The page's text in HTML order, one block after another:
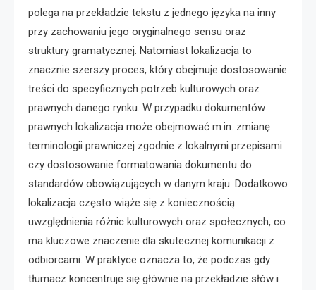
polega na przekładzie tekstu z jednego języka na inny
przy zachowaniu jego oryginalnego sensu oraz
struktury gramatycznej. Natomiast lokalizacja to
znacznie szerszy proces, który obejmuje dostosowanie
treści do specyficznych potrzeb kulturowych oraz
prawnych danego rynku. W przypadku dokumentów
prawnych lokalizacja może obejmować m.in. zmianę
terminologii prawniczej zgodnie z lokalnymi przepisami
czy dostosowanie formatowania dokumentu do
standardów obowiązujących w danym kraju. Dodatkowo
lokalizacja często wiąże się z koniecznością
uwzględnienia różnic kulturowych oraz społecznych, co
ma kluczowe znaczenie dla skutecznej komunikacji z
odbiorcami. W praktyce oznacza to, że podczas gdy
tłumacz koncentruje się głównie na przekładzie słów i